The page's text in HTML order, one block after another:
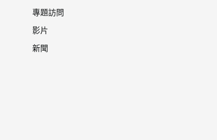
專題訪問
影片
新聞